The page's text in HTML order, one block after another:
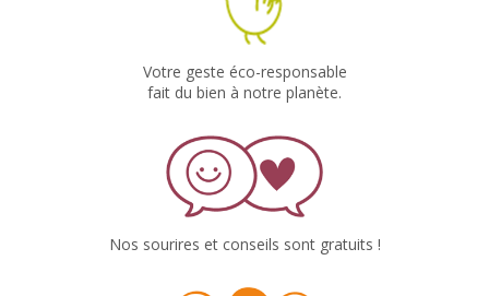
Votre geste éco-responsable
fait du bien à notre planète.
Nos sourires et conseils sont gratuits !